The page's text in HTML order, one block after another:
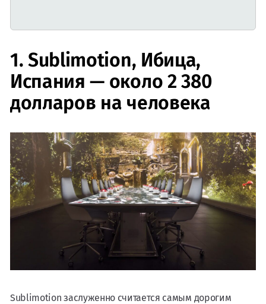
1. Sublimotion, Ибица,
Испания — около 2 380
долларов на человека
Sublimotion заслуженно считается самым дорогим